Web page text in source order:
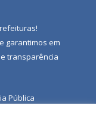
!
garantimos em
transparência
Pública